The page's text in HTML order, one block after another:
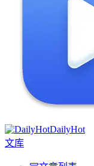
DailyHot
文库